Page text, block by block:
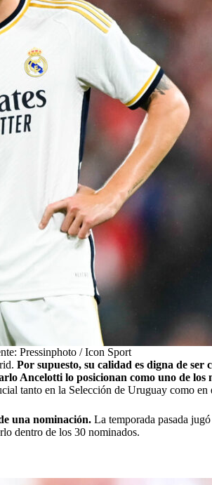
Pressinphoto / Icon Sport
Por supuesto, su calidad es digna de ser
Ancelotti lo posicionan como uno de los
tanto en la Selección de Uruguay como en
una nominación. La temporada pasada
dentro de los 30 nominados.